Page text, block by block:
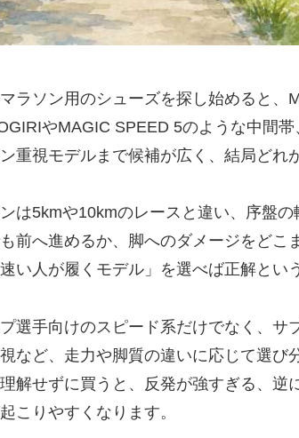
ラソン用のシューズを探し始めると、
やMAGIC SPEED 5のような中間
重視モデルまで候補が広く、結局どれ
は5kmや10kmのレースと違い、序盤
前へ進めるか、脚へのダメージをどこ
い人が履くモデル」を選べば正解とい
選手向けのスピード系だけでなく、サ
など、走力や脚質の違いに応じて選び
解せずに買うと、反発が強すぎる、逆
こりやすくなります。